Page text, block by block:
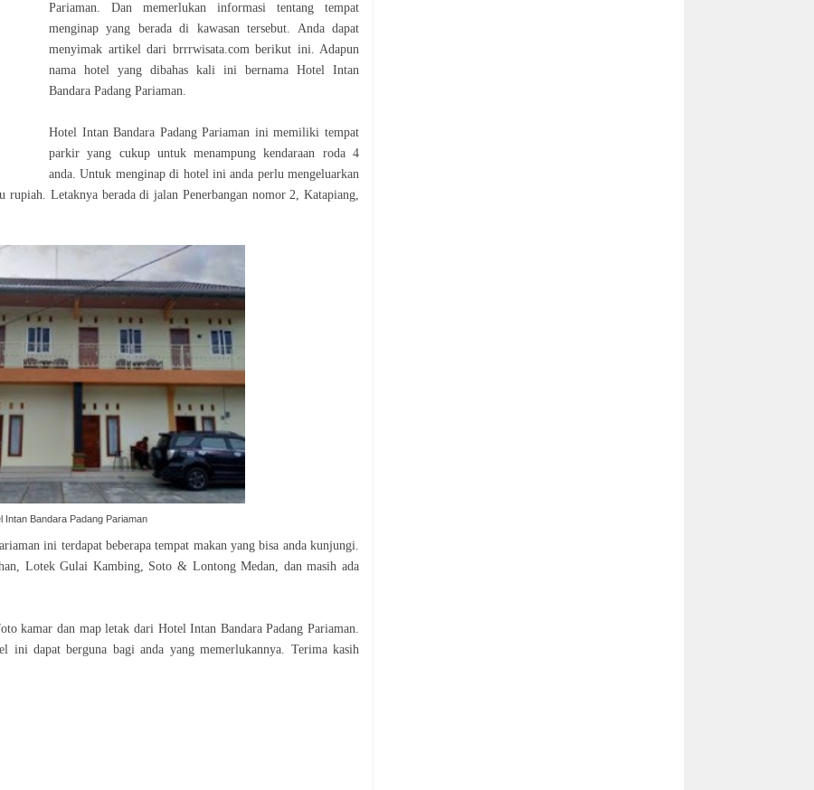
Pariaman. Dan memerlukan informasi tentang tempat
menginap yang berada di kawasan tersebut. Anda dapat
menyimak artikel dari brrrwisata.com berikut ini. Adapun
nama hotel yang dibahas kali ini bernama Hotel Intan
Bandara Padang Pariaman.
Hotel Intan Bandara Padang Pariaman ini memiliki tempat
parkir yang cukup untuk menampung kendaraan roda 4
anda. Untuk menginap di hotel ini anda perlu mengeluarkan
rupiah. Letaknya berada di jalan Penerbangan nomor 2, Katapiang,
Intan Bandara Padang Pariaman
ini terdapat beberapa tempat makan yang bisa anda kunjungi.
Lotek Gulai Kambing, Soto & Lontong Medan, dan masih ada
kamar dan map letak dari Hotel Intan Bandara Padang Pariaman.
ini dapat berguna bagi anda yang memerlukannya. Terima kasih